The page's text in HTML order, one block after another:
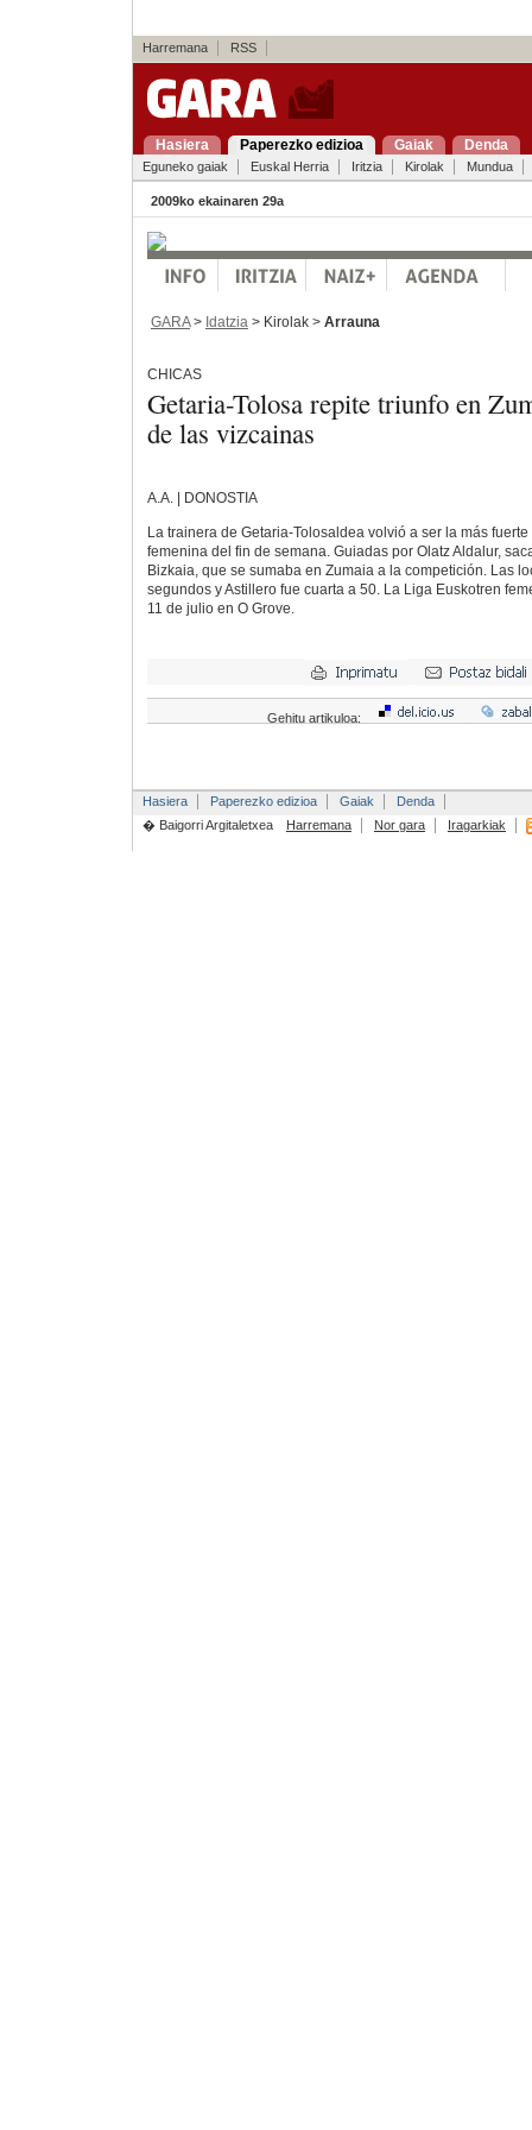
Harremana RSS
Hasiera Paperezko edizioa Gaiak Denda
Eguneko gaiak Euskal Herria Iritzia Kirolak Mundua
2009ko ekainaren 29a
GARA> Idatzia> Kirolak > Arrauna
CHICAS
Getaria-Tolosa repite triunfo en
de las vizcainas
A.A. | DONOSTIA
La trainera de Getaria-Tolosaldea volvió a ser la más
femenina del fin de semana. Guiadas por Olatz Aldalur,
Bizkaia, que se sumaba en Zumaia a la competición. Las
segundos y Astillero fue cuarta a 50. La Liga Euskotren
11 de julio en O Grove.
Gehitu artikuloa:
Hasiera Paperezko edizioa Gaiak
Denda
� Baigorri Argitaletxea
Harremana Nor gara Iragarkiak